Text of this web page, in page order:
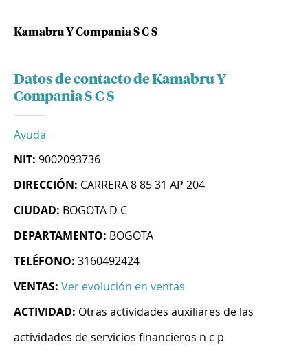
Kamabru Y Compania S C S
Datos de contacto de Kamabru Y
Compania S C S
Ayuda
NIT: 9002093736
DIRECCIÓN: CARRERA 8 85 31 AP 204
CIUDAD: BOGOTA D C
DEPARTAMENTO: BOGOTA
TELÉFONO: 3160492424
VENTAS: Ver evolución en ventas
ACTIVIDAD: Otras actividades auxiliares de las
actividades de servicios financieros n c p